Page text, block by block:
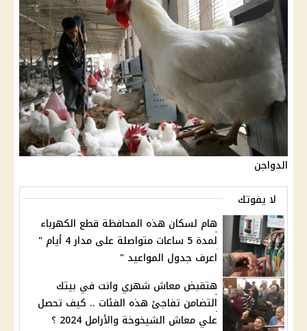
الدواجن
لا يفوتك
هام لسكان هذه المحافظة قطع الكهرباء
لمدة 5 ساعات متواصلة على مدار 4 أيام "
اعرف جدول المواعيد "
هتقبض معاش شهري وانت في بيتك
التضامن تفاجئ هذه الفئات .. كيف تحصل
علي معاش الشيخوخة والأرامل 2024 ؟